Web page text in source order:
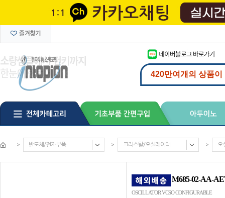
> 반도체/전자부품 > 크리스탈/오실레이터 > 오
M685-02-AA-
OSCILLATOR VCSO CONFIGURABLE